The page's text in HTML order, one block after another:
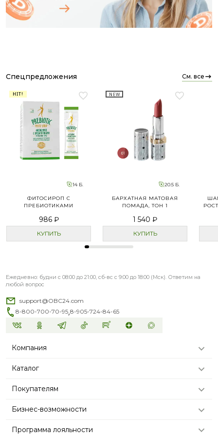
спецпредложения см. все
HIT!
14 Б.
ФИТОСИРОП С
ПРЕБИОТИКАМИ
986 ₽
КУПИТЬ
NEW
20.5 Б.
БАРХАТНАЯ МАТОВАЯ
ПОМАДА, ТОН 1
1 540 ₽
КУПИТЬ
Ежедневно: будни с 08:00 до 21:00, сб-вс с 9:00 до 18:00 (Мск). Ответим на
любой вопрос
support@OBC24.com
8-800-700-70-95,8-905-724-84-65
Компания
Каталог
Покупателям
Бизнес-возможности
Программа лояльности